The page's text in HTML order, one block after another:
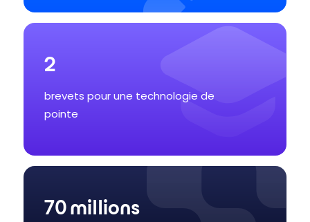
2
brevets pour une technologie de
pointe
70millions